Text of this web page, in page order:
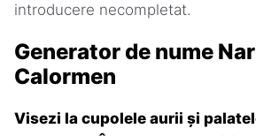
introducere necompletat.
Generator de nume
Calormen
Visezi la cupolele aurii și